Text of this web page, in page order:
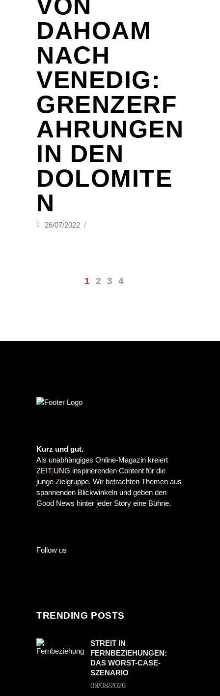
VON
DAHOAM
NACH
VENEDIG:
GRENZERF
AHRUNGEN
IN DEN
DOLOMITE
N
26/07/2022
1 2 3 4
Kurz und gut.
Als unabhängiges Online-Magazin kreiert
ZEITjUNG inspirierenden Content für die
junge Zielgruppe. Wir betrachten Themen aus
spannenden Blickwinkeln und geben den
Good News hinter jeder Story eine Bühne.
Follow us
TRENDING POSTS
STREIT IN
FERNBEZIEHUNGEN:
DAS WORST-CASE-
SZENARIO
09/08/2026